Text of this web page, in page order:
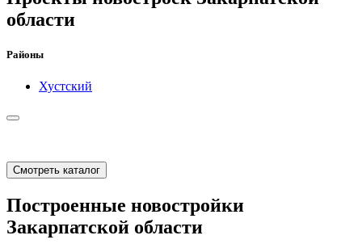
области
Районы
Хустский
Смотреть каталог
Построенные новостройки
Закарпатской области